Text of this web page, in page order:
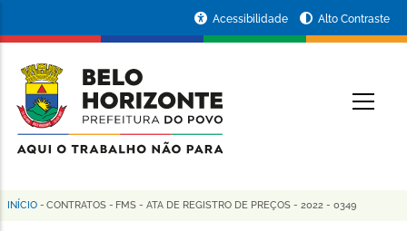
conteúdo
principal
da
Prefeitura
de
Horizonte
Acessibilidade Alto Contraste
Trilha
INÍCIO - CONTRATOS - FMS - ATA DE REGISTRO DE PREÇOS - 2022 - 0349